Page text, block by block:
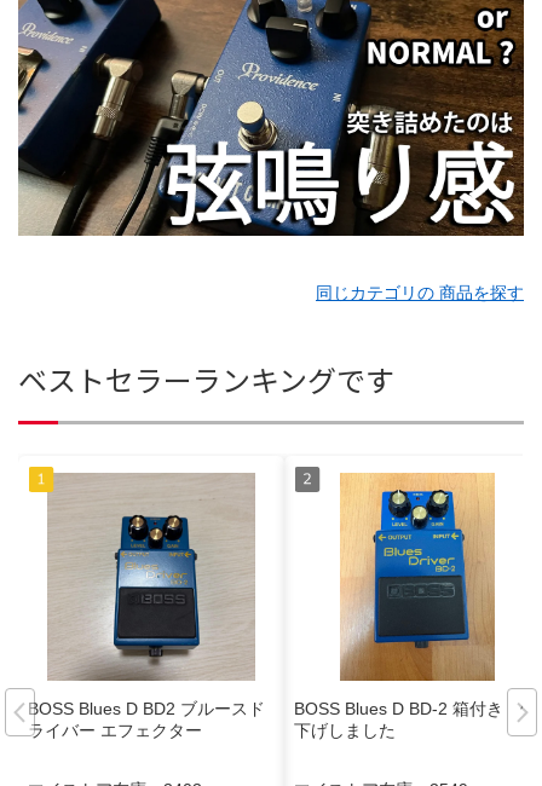
同じカテゴリの 商品を探す
ベストセラーランキングです
BOSS Blues D BD2 ブルースド
ライバー エフェクター
BOSS Blues D BD-2 箱付き 値
下げしました